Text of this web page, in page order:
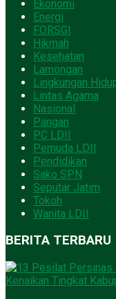
Ekonomi
Energi
FORSGI
Hikmah
Kesehatan
Lamongan
Lingkungan
Lintas Agama
Nasional
Pangan
PC LDII
Pemuda LDII
Pendidikan
Sako SPN
Seputar Jatim
Tokoh
Wanita LDII
BERITA TERBARU